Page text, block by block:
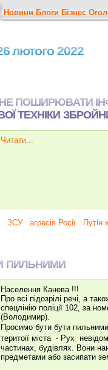
Новини Блоги Бізнес
лютого 2022
НЕ ПОШИРЮВАТИ
ТЕХНІКИ
Читати...
ЗСУ агресія Росії Путін
ПИЛЬНИМИ
Населення Канева !!!
Про всі підозрілі речі, а
спецлінію поліції 102, за
(Володимир).
Просимо бути бути пильними
теритоії міста ⁃ Рух
частинах, будівлях. Вони
предметами або засипати